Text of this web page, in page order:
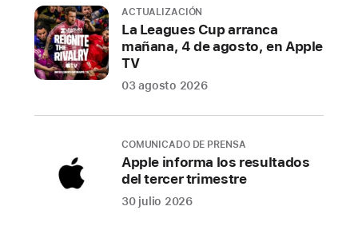
en
2021
Más
de
millones
y
actualizaciones
ACTUALIZACIÓN
La Leagues Cup arranca
mañana, 4 de agosto, en Apple
TV
03 agosto 2026
COMUNICADO DE PRENSA
Apple informa los resultados
del tercer trimestre
30 julio 2026